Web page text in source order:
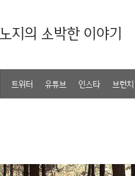
노지의 소박한 이야기
트위터 유튜브 인스타 브런치